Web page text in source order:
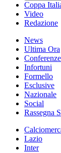
Coppa
Video
Redazione
News
Ultima Ora
Infortuni
Formello
Esclusive
Nazionale
Social
Rassegna
Lazio
Inter